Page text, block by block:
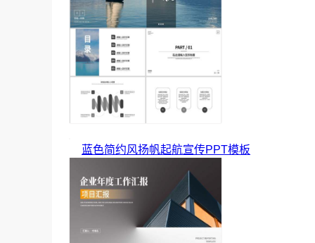
蓝色简约风扬帆起航宣传PPT模板